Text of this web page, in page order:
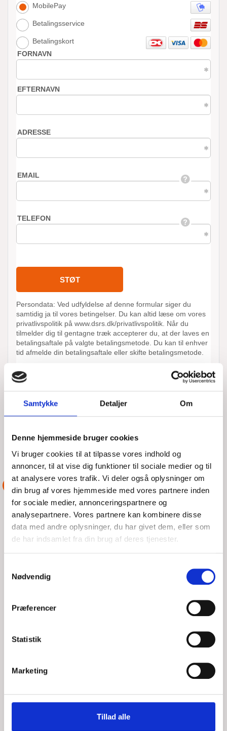
Samtykke Detaljer Om
Denne hjemmeside bruger cookies
Vi bruger cookies til at tilpasse vores indhold og
annoncer, til at vise dig funktioner til sociale medier og til
at analysere vores trafik. Vi deler også oplysninger om
din brug af vores hjemmeside med vores partnere inden
for sociale medier, annonceringspartnere og
analysepartnere. Vores partnere kan kombinere disse
data med andre oplysninger, du har givet dem, eller som
de har indsamlet fra din brug af deres tjenester.
Nødvendig
Præferencer
Statistik
Marketing
Tillad alle
ANDRE AKTIONER UDFØRT AFDSRS ASSENS-
LILLEBÆLT
GRUNDSTØDNING PÅ HESTESKOEN VED
ALS
Tysk far og søn var stødt på grund på hesteskoen med deres
store bølger og vind. Satte derfor redder
ASSISTANCE